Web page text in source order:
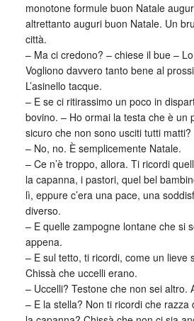
monotone formule buon Natale
altrettanto auguri buon Natale. Un
città.
– Ma ci credono? – chiese il bue –
Vogliono davvero tanto bene al
L’asinello tacque.
– E se ci ritirassimo un poco in
bovino. – Ho ormai la testa che è
sicuro che non sono usciti tutti matti?
– No, no. È semplicemente Natale.
– Ce n’è troppo, allora. Ti ricordi
la capanna, i pastori, quel bel
lì, eppure c’era una pace, una
diverso.
– E quelle zampogne lontane che si
appena.
– E sul tetto, ti ricordi, come un lieve
Chissà che uccelli erano.
– Uccelli? Testone che non sei altro.
– E la stella? Non ti ricordi che